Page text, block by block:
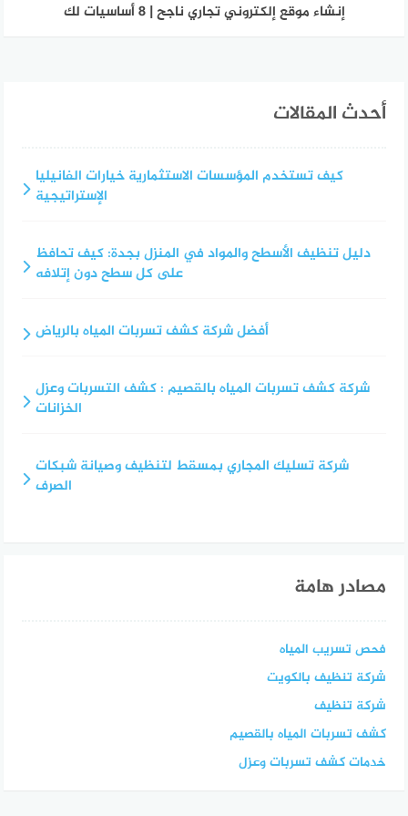
إنشاء موقع إلكتروني تجاري ناجح | 8 أساسيات لك
أحدث المقالات
كيف تستخدم المؤسسات الاستثمارية خيارات الفانيليا
الإستراتيجية
دليل تنظيف الأسطح والمواد في المنزل بجدة: كيف تحافظ
على كل سطح دون إتلافه
أفضل شركة كشف تسربات المياه بالرياض
شركة كشف تسربات المياه بالقصيم : كشف التسربات وعزل
الخزانات
شركة تسليك المجاري بمسقط لتنظيف وصيانة شبكات
الصرف
مصادر هامة
فحص تسريب المياه
شركة تنظيف بالكويت
شركة تنظيف
كشف تسربات المياه بالقصيم
خدمات كشف تسربات وعزل